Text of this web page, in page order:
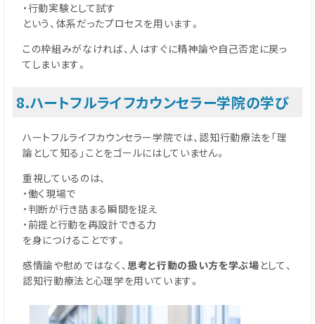
・行動実験として試す
という、体系だったプロセスを用います。
この枠組みがなければ、人はすぐに精神論や自己否定に戻っ
てしまいます。
8.ハートフルライフカウンセラー学院の学び
ハートフルライフカウンセラー学院では、認知行動療法を「理
論として知る」ことをゴールにはしていません。
重視しているのは、
・働く現場で
・判断が行き詰まる瞬間を捉え
・前提と行動を再設計できる力
を身につけることです。
感情論や慰めではなく、思考と行動の扱い方を学ぶ場 として、
認知行動療法と心理学を用いています。